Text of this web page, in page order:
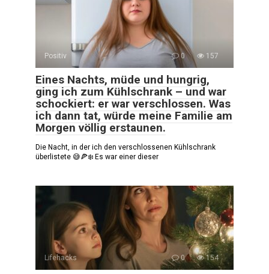
Positiv 0 157
Eines Nachts, müde und hungrig,
ging ich zum Kühlschrank – und war
schockiert: er war verschlossen. Was
ich dann tat, würde meine Familie am
Morgen völlig erstaunen.
Die Nacht, in der ich den verschlossenen Kühlschrank
überlistete 😅🍕❄️ Es war einer dieser
Lifehacks 0 154